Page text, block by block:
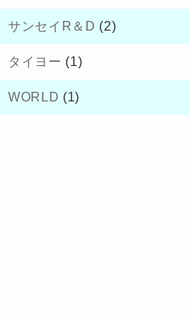
サンセイR＆D (2)
タイヨー (1)
WORLD (1)